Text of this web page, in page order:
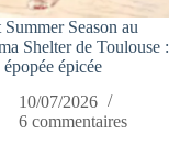
Season au
Shelter de Toulouse :
épopée épicée
10/07/2026
6 commentaires